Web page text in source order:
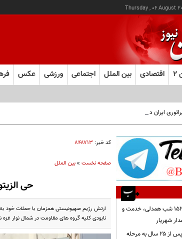
Thursday , 06 August
اقتصادی بین الملل اجتماعی ورزشی عکس
پیش از میلاد؛ تصویری از ایران ۲۵ قرن پیش
کد خبر: ۸۴۸۷۱۳
صفحه نخست»بین الملل
حی
ارتش رژیم صهیونیستی همزمان با حملات خود
نابودی کلیه گروه های مقاومت در شمال نوار غزه
موکب شهدای رزکان؛ ۱۵۲ شب همدلی، خدمت و
شهریار
پل شهرستان پل‌سفید پس از ۲۵ سال به مرحله